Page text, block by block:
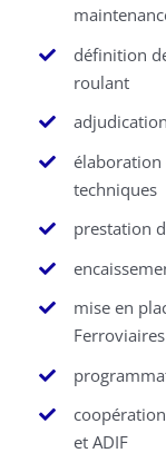
définition
roulant
techniques
prestation
mise en
Ferroviaires
et ADIF